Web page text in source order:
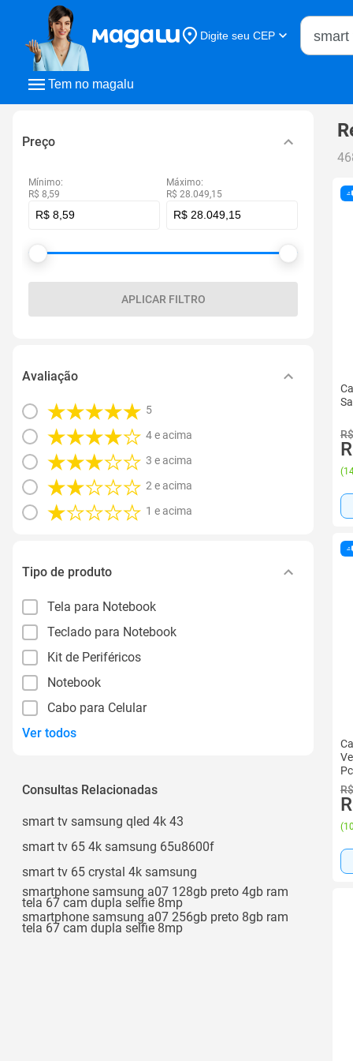
Tem no magalu
Digite seu CEP
Buscar
Preço
Mínimo:
R$ 8,59
Máximo:
R$ 28.049,15
APLICAR FILTRO
Avaliação
5
4 e acima
3 e acima
2 e acima
1 e acima
Tipo de produto
Tela para Notebook
Teclado para Notebook
Kit de Periféricos
Notebook
Cabo para Celular
Ver todos
Consultas Relacionadas
smart tv samsung qled 4k 43
smart tv 65 4k samsung 65u8600f
smart tv 65 crystal 4k samsung
smartphone samsung a07 128gb preto 4gb ram
tela 67 cam dupla selfie 8mp
smartphone samsung a07 256gb preto 8gb ram
tela 67 cam dupla selfie 8mp
(
(